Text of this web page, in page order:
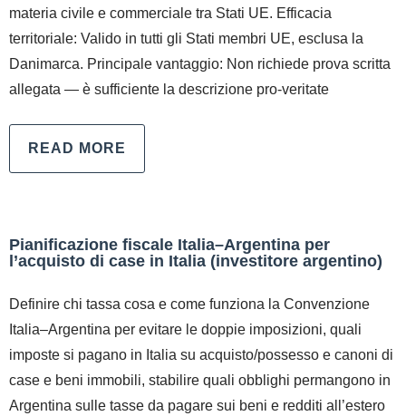
materia civile e commerciale tra Stati UE. Efficacia
territoriale: Valido in tutti gli Stati membri UE, esclusa la
Danimarca. Principale vantaggio: Non richiede prova scritta
allegata — è sufficiente la descrizione pro-veritate
READ MORE
Pianificazione fiscale Italia–Argentina per
l’acquisto di case in Italia (investitore argentino)
Definire chi tassa cosa e come funziona la Convenzione
Italia–Argentina per evitare le doppie imposizioni, quali
imposte si pagano in Italia su acquisto/possesso e canoni di
case e beni immobili, stabilire quali obblighi permangono in
Argentina sulle tasse da pagare sui beni e redditi all’estero